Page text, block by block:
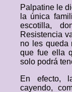
Palpatine le
la única
escotilla,
Resistencia
no les queda
que fue ella
solo podrá
En efecto,
cayendo,